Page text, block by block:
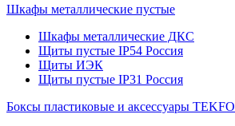
Шкафы металлические пустые
Шкафы металлические ДКС
Щиты пустые IP54 Россия
Щиты ИЭК
Щиты пустые IP31 Россия
Боксы пластиковые и аксессуары